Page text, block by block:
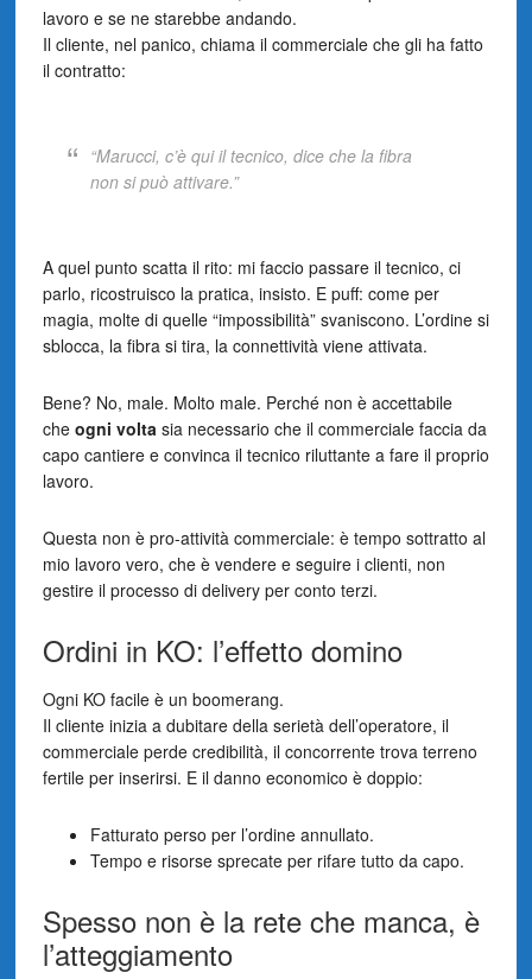
lavoro e se ne starebbe andando.
Il cliente, nel panico, chiama il commerciale che gli ha fatto
il contratto:
“Marucci, c’è qui il tecnico, dice che la fibra
non si può attivare.”
A quel punto scatta il rito: mi faccio passare il tecnico, ci
parlo, ricostruisco la pratica, insisto. E puff: come per
magia, molte di quelle “impossibilità” svaniscono. L’ordine si
sblocca, la fibra si tira, la connettività viene attivata.
Bene? No, male. Molto male. Perché non è accettabile
che ogni volta sia necessario che il commerciale faccia da
capo cantiere e convinca il tecnico riluttante a fare il proprio
lavoro.
Questa non è pro-attività commerciale: è tempo sottratto al
mio lavoro vero, che è vendere e seguire i clienti, non
gestire il processo di delivery per conto terzi.
Ordini in KO: l’effetto domino
Ogni KO facile è un boomerang.
Il cliente inizia a dubitare della serietà dell’operatore, il
commerciale perde credibilità, il concorrente trova terreno
fertile per inserirsi. E il danno economico è doppio:
Fatturato perso per l’ordine annullato.
Tempo e risorse sprecate per rifare tutto da capo.
Spesso non è la rete che manca, è
l’atteggiamento